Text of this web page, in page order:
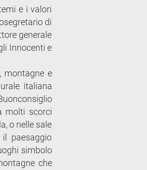
e i valori
di
generale
Innocenti e
montagne e
italiana
molti scorci
o nelle sale
paesaggio
simbolo
che